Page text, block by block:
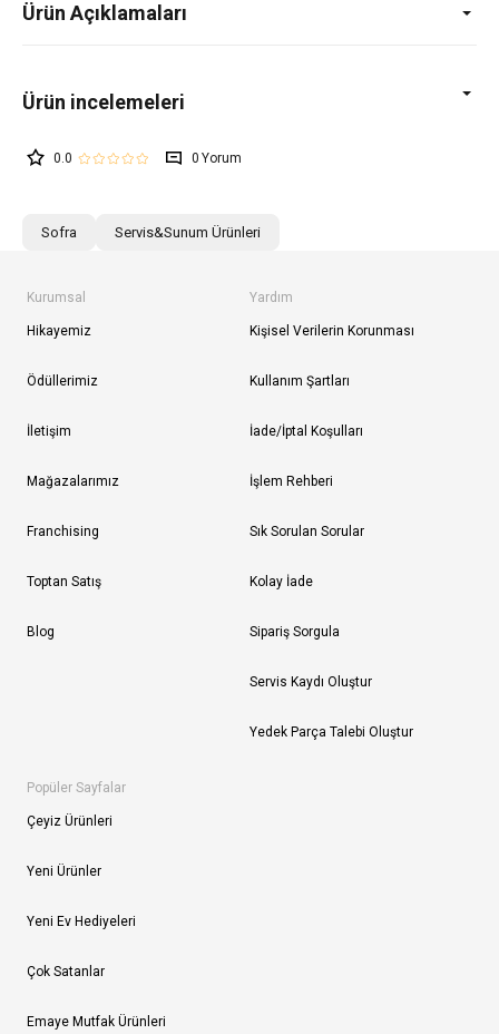
Ürün Açıklamaları
0.0 0
Sofra Servis&Sunum Ürünleri
Kurumsal
Hikayemiz
Ödüllerimiz
İletişim
Mağazalarımız
Franchising
Toptan Satış
Blog
Yardım
Kişisel Verilerin Korunması
Kullanım Şartları
İade/İptal Koşulları
İşlem Rehberi
Sık Sorulan Sorular
Kolay İade
Sipariş Sorgula
Servis Kaydı Oluştur
Yedek Parça Talebi Oluştur
Popüler Sayfalar
Çeyiz Ürünleri
Yeni Ürünler
Yeni Ev Hediyeleri
Çok Satanlar
Emaye Mutfak Ürünleri